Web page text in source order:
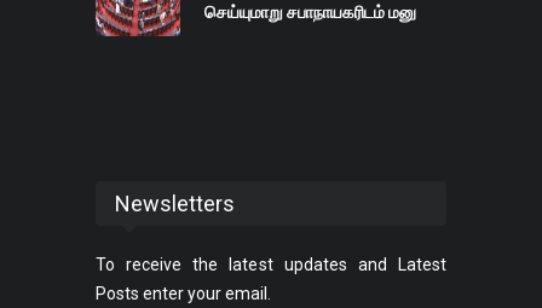
செய்யுமாறு சபாநாயகரிடம் மனு
Newsletters
To receive the latest updates and Latest
Posts enter your email.